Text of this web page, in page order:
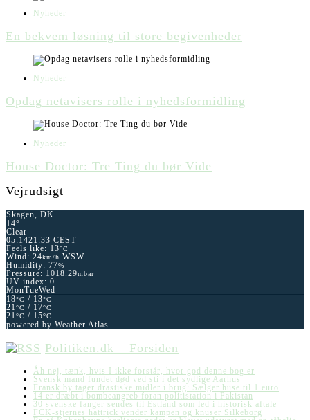
Nyheder
En bekvem løsning til store begivenheder
Nyheder
Opdag netavisers rolle i nyhedsformidling
Nyheder
House Doctor: Tre Ting du bør Vide
Vejrudsigt
Skagen, DK
14°
Clear
05:1421:33 CEST
Feels like: 13°C
Wind: 24km/h WSW
Humidity: 77%
Pressure: 1018.29mbar
UV index: 0
MonTueWed
18°C / 13°C
21°C / 17°C
21°C / 15°C
powered by Weather Atlas
Politiken.dk – Forsiden
Åh nej, tænk, hvis I ikke forstår, hvor god denne bog er
Svensk mand fundet død ved sti i det sydlige Aarhus
Fransk by tager drastiske midler i brug: Sælger huse til 1 euro
14 er dræbt i bombeangreb foran politistation i Pakistan
30 svenske fanger sendes til Estland som led i historisk aftale
FCK-stjernes hattrick vender kampen og knuser Silkeborg